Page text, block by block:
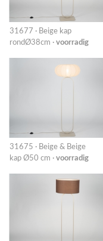
31677 · Beige kap
rondØ38cm · voorradig
31675 · Beige & Beige
kap Ø50 cm · voorradig